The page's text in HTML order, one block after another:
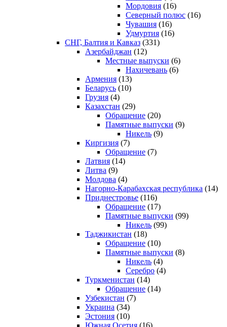
Мордовия (16)
Северный полюс (16)
Чувашия (16)
Удмуртия (16)
СНГ, Балтия и Кавказ (331)
Азербайджан (12)
Местные выпуски (6)
Нахичевань (6)
Армения (13)
Беларусь (10)
Грузия (4)
Казахстан (29)
Обращение (20)
Памятные выпуски (9)
Никель (9)
Киргизия (7)
Обращение (7)
Латвия (14)
Литва (9)
Молдова (4)
Нагорно-Карабахская республика (14)
Приднестровье (116)
Обращение (17)
Памятные выпуски (99)
Никель (99)
Таджикистан (18)
Обращение (10)
Памятные выпуски (8)
Никель (4)
Серебро (4)
Туркменистан (14)
Обращение (14)
Узбекистан (7)
Украина (34)
Эстония (10)
Южная Осетия (16)